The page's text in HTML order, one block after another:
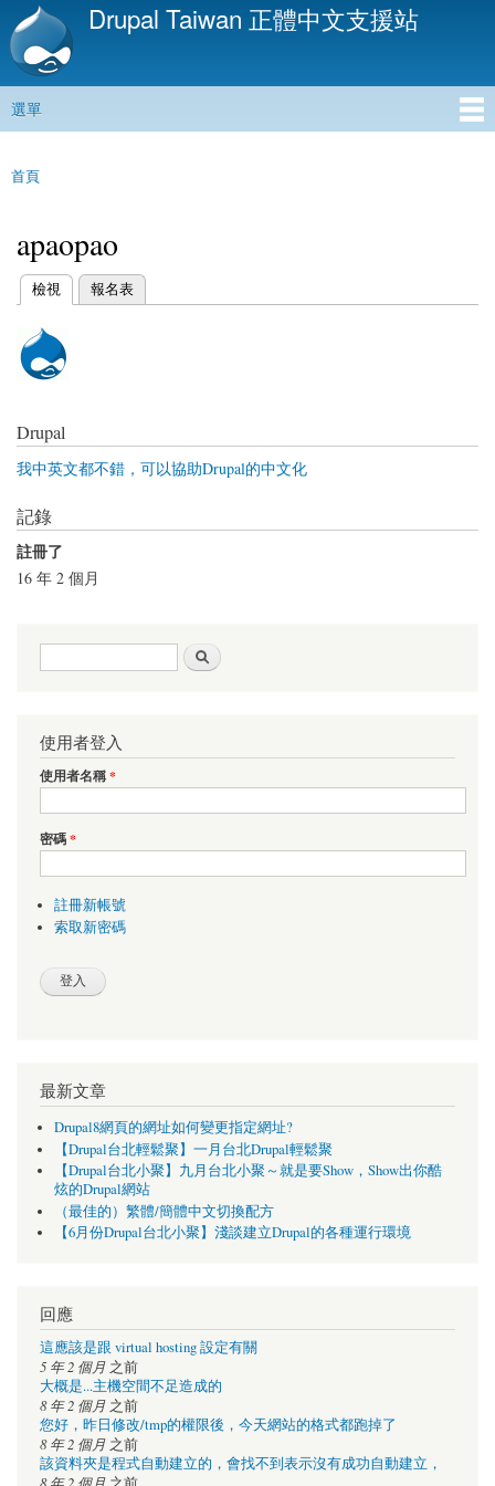
移
內
Drupal Taiwan 正體中文支援站
主選單
選單
您在這裡
首頁
apaopao
主要索引標籤
檢視
(作用中頁籤) 報名表
Drupal
我中英文都不錯，可以協助Drupal的中文化
記錄
註冊了
16 年 2 個月
搜尋表單
使用者登入
使用者名稱*
密碼*
註冊新帳號
索取新密碼
最新文章
Drupal8網頁的網址如何變更指定網址?
【Drupal台北輕鬆聚】一月台北Drupal輕鬆聚
【Drupal台北小聚】九月台北小聚～就是要Show，Show出你酷
炫的Drupal網站
（最佳的）繁體/簡體中文切換配方
【6月份Drupal台北小聚】淺談建立Drupal的各種運行環境
回應
這應該是跟 virtual hosting 設定有關
5 年 2 個月 之前
大概是...主機空間不足造成的
8 年 2 個月 之前
您好，昨日修改/tmp的權限後，今天網站的格式都跑掉了
8 年 2 個月 之前
該資料夾是程式自動建立的，會找不到表示沒有成功自動建立，
8 年 2 個月